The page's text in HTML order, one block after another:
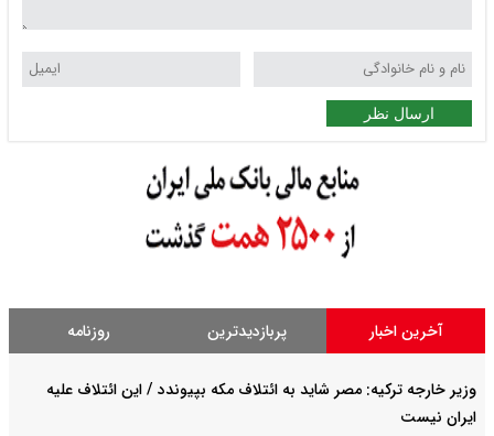
ارسال نظر
آخرین اخبار پربازدیدترین روزنامه
وزیر خارجه ترکیه: مصر شاید به ائتلاف مکه بپیوندد / این ائتلاف علیه
ایران نیست